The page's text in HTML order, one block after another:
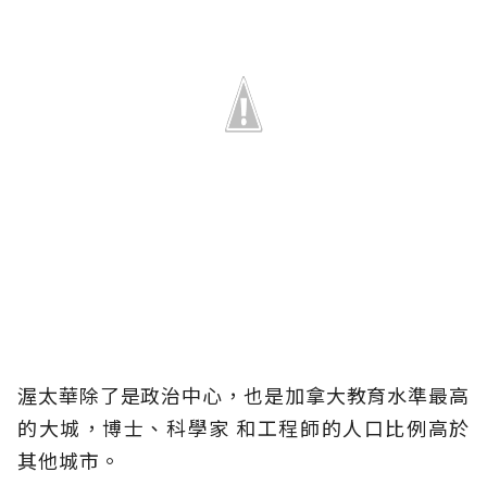
渥太華除了是政治中心，也是加拿大教育水準最高
的大城，博士、科學家 和工程師的人口比例高於
其他城市。